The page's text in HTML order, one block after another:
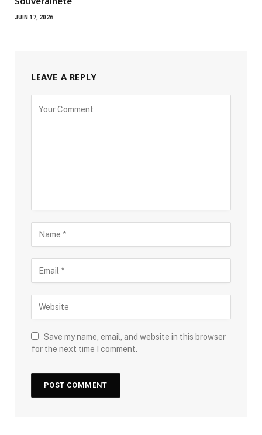
JUIN 17, 2026
LEAVE A REPLY
Save my name, email, and website in this browser
for the next time I comment.